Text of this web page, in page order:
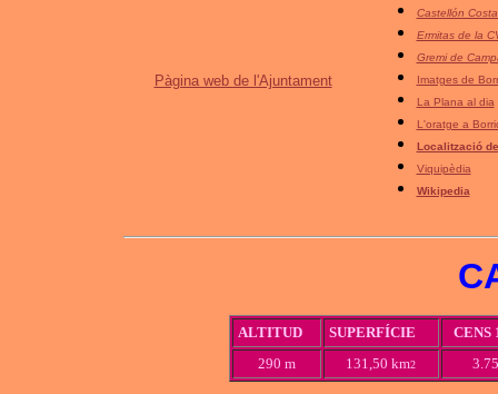
Pàgina web de l'Ajuntament
Castellón
Ermitas de la
Gremi de
Imatges de
La Plana al dia
L'oratge a
Localització
Viquipèdia
Wikipedia
ALTITUD SUPERFÍCIE
CENS
290 m
131,50 km2